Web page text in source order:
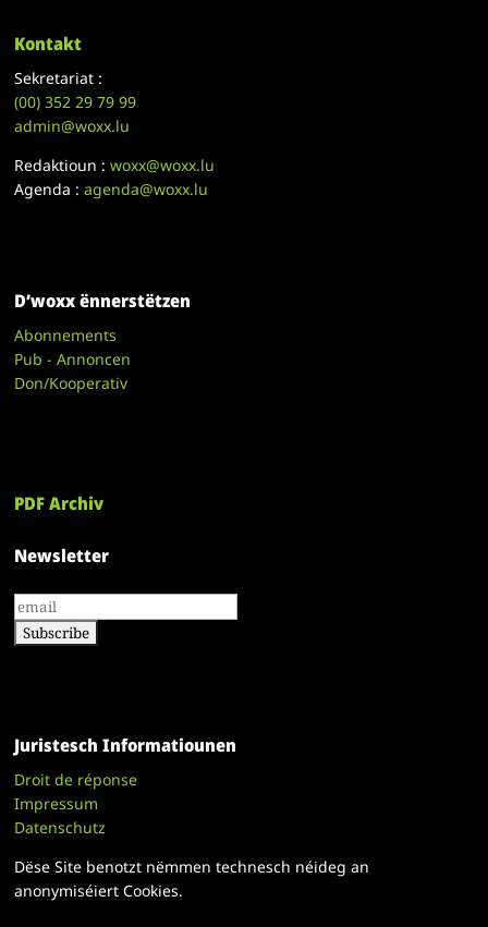
Kontakt
Sekretariat :
(00)352 29 79 99
admin@woxx.lu
Redaktioun :woxx@woxx.lu
Agenda :agenda@woxx.lu
D’woxx ënnerstëtzen
Abonnements
Pub - Annoncen
Don/Kooperativ
PDF Archiv
Newsletter
Juristesch Informatiounen
Droit de réponse
Impressum
Datenschutz
Dëse Site benotzt nëmmen technesch néideg an
anonymiséiert Cookies.